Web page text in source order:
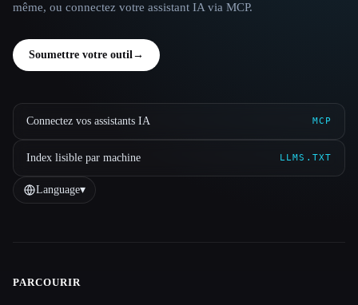
même, ou connectez votre assistant IA via MCP.
Soumettre votre outil→
Connectez vos assistants IA MCP
Index lisible par machine LLMS.TXT
Language▾
Site navigation
PARCOURIR